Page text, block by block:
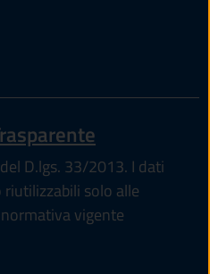
D.lgs. 33/2013. I dati
solo alle
vigente